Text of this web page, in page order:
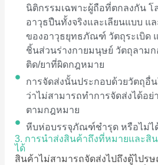
นิติกรรมเฉพาะผู้ถือที่ตกลงกัน
อาวุธปืนทั้งจริงและเลียนแบบ แ
ของอาวุธยุทธภัณฑ์ วัตถุระเบิด
ชิ้นส่วนร่างกายมนุษย์ วัตถุลามก
ติด/ยาที่ผิดกฎหมาย
การจัดส่งนั้นประกอบด้วยวัตถุอื่
ว่าไม่สามารถทำการจัดส่งได้อ
ตามกฎหมาย
หีบห่อบรรจุภัณฑ์ชำรุด หรือไม่ไ
3. การนำส่งสินค้าถึงที่หมายและสิ
ได้
สินค้าไม่สามารถจัดส่งไปถึงตู้ไปร